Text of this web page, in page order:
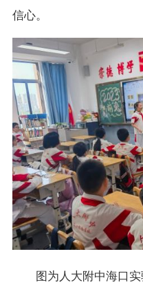
信心。
图为人大附中海口